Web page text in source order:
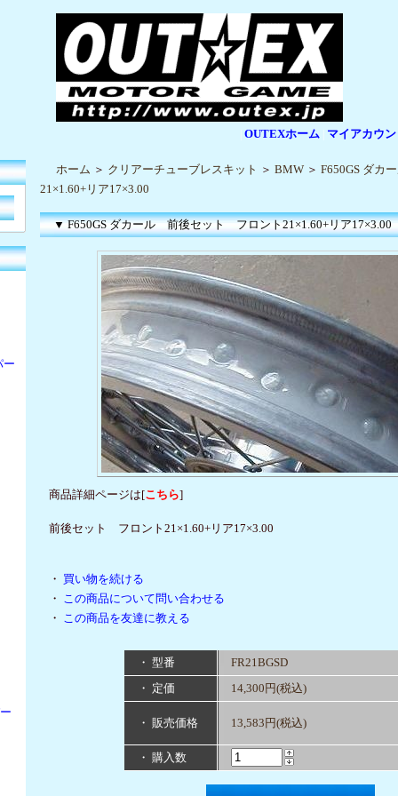
OUTEXホーム マイアカウ
ー
ホーム ＞ クリアーチューブレスキット ＞ BMW ＞ F650GS ダカ
21×1.60+リア17×3.00
▼ F650GS ダカール 前後セット フロント21×1.60+リア17×3.00
商品詳細ページは[こちら]
前後セット フロント21×1.60+リア17×3.00
・ 買い物を続ける
・ この商品について問い合わせる
・ この商品を友達に教える
・ 型番
FR21BGSD
・ 定価
14,300円(税込)
・ 販売価格 13,583円(税込)
・ 購入数